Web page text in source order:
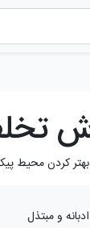
بهتر کردن محیط
و مبتذل